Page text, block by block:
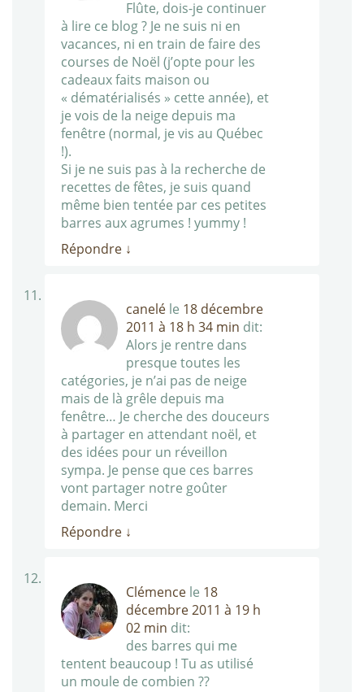
Flûte, dois-je continuer
à lire ce blog ? Je ne suis ni en
vacances, ni en train de faire des
courses de Noël (j’opte pour les
cadeaux faits maison ou
« dématérialisés » cette année), et
je vois de la neige depuis ma
fenêtre (normal, je vis au Québec
!).
Si je ne suis pas à la recherche de
recettes de fêtes, je suis quand
même bien tentée par ces petites
barres aux agrumes ! yummy !
Répondre ↓
canelé le 18 décembre
2011 à 18 h 34 min dit:
Alors je rentre dans
presque toutes les
catégories, je n’ai pas de neige
mais de là grêle depuis ma
fenêtre… Je cherche des douceurs
à partager en attendant noël, et
des idées pour un réveillon
sympa. Je pense que ces barres
vont partager notre goûter
demain. Merci
Répondre ↓
Clémence le 18
décembre 2011 à 19 h
02 min dit:
des barres qui me
tentent beaucoup ! Tu as utilisé
un moule de combien ??